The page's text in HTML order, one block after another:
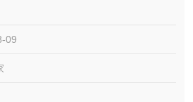
09